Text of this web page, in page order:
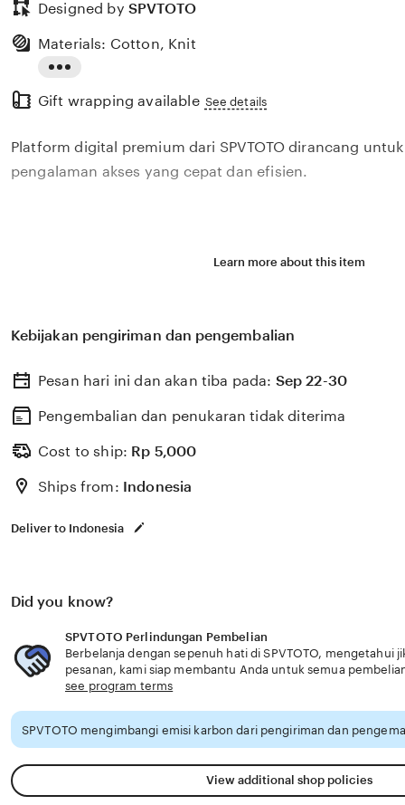
Designed by SPVTOTO
the
description
Materials: Cotton, Knit
Gift wrapping available See details
Platform digital premium dari SPVTOTO dirancang
pengalaman akses yang cepat dan efisien.
Learn more about this item
Kebijakan pengiriman dan pengembalian
Pesan hari ini dan akan tiba pada: Sep 22-30
Pengembalian dan penukaran tidak diterima
Cost to ship: Rp 5,000
Ships from: Indonesia
Deliver to Indonesia
Did you know?
SPVTOTO Perlindungan Pembelian
Berbelanja dengan sepenuh hati di SPVTOTO, mengetahui
pesanan, kami siap membantu Anda untuk semua pembelian
see program terms
SPVTOTO mengimbangi emisi karbon dari pengiriman dan
View additional shop policies